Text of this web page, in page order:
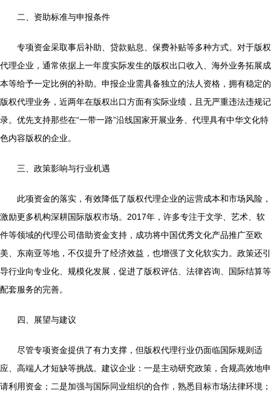
二、资助标准与申报条件
专项资金采取事后补助、贷款贴息、保费补贴等多种方式。对于版权
代理企业，通常依据上一年度实际发生的版权出口收入、海外业务拓展成
本等给予一定比例的补助。申报企业需具备独立的法人资格，拥有稳定的
版权代理业务，近两年在版权出口方面有实际业绩，且无严重违法违规记
录。优先支持那些在“一带一路”沿线国家开展业务、代理具有中华文化特
色内容版权的企业。
三、政策影响与行业机遇
此项资金的落实，有效降低了版权代理企业的运营成本和市场风险，
激励更多机构深耕国际版权市场。2017年，许多专注于文学、艺术、软
件等领域的代理公司借助资金支持，成功将中国优秀文化产品推广至欧
美、东南亚等地，不仅提升了经济效益，也增强了文化软实力。政策还引
导行业向专业化、规模化发展，促进了版权评估、法律咨询、国际结算等
配套服务的完善。
四、展望与建议
尽管专项资金提供了有力支撑，但版权代理行业仍面临国际规则适
应、高端人才短缺等挑战。建议企业：一是主动研究政策，合规高效地申
请利用资金；二是加强与国际同业组织的合作，熟悉目标市场法律环境；